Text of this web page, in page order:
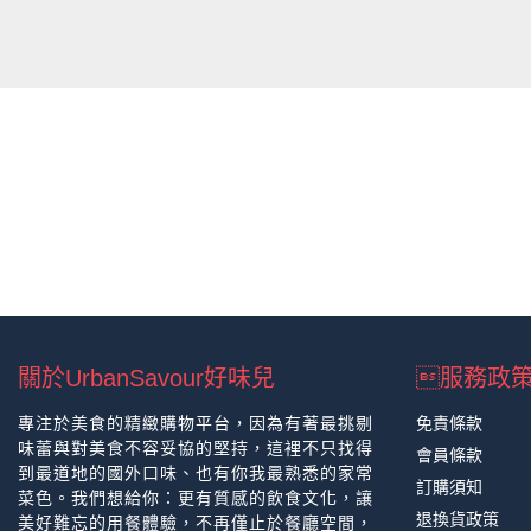
關於UrbanSavour好味兒
專注於美食的精緻購物平台，因為有著最挑剔
味蕾與對美食不容妥協的堅持，這裡不只找得
到最道地的國外口味、也有你我最熟悉的家常
菜色。我們想給你：更有質感的飲食文化，讓
美好難忘的用餐體驗，不再僅止於餐廳空間，
服務政
免責條款
會員條款
訂購須知
退換貨政策